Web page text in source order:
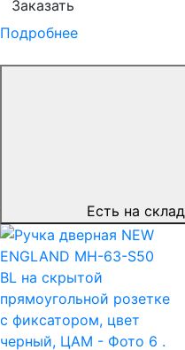
Заказать
Подробнее
Есть на